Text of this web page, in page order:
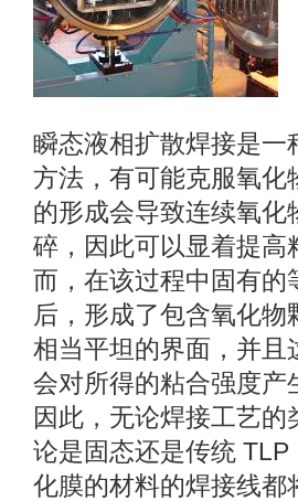
瞬态液相扩散焊接是一
方法，有可能克服氧化
的形成会导致连续氧化
碎，因此可以显着提高
而，在该过程中固有的
后，形成了包含氧化物
相当平坦的界面，并且
会对所得的粘合强度产
因此，无论焊接工艺的
论是固态还是传统 TLP
化膜的材料的焊接线都